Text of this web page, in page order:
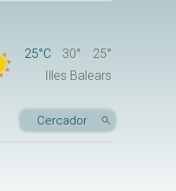
25°C 30°
25°
Illes Balears